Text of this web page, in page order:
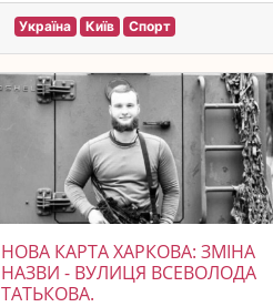
Україна Київ Спорт
НОВА КАРТА ХАРКОВА: ЗМІНА
НАЗВИ - ВУЛИЦЯ ВСЕВОЛОДА
ТАТЬКОВА.